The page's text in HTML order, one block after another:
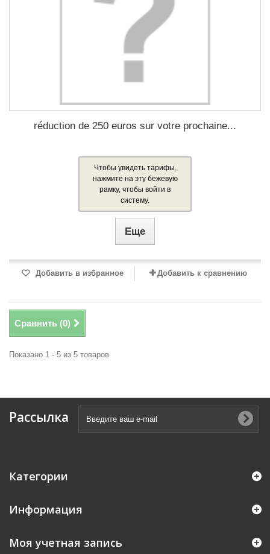
réduction de 250 euros sur votre prochaine...
Чтобы увидеть тарифы,
нажмите на эту бежевую
рамку, чтобы войти в
систему.
Еще
Добавить в избранное Добавить к сравнению
Сравнить (0)
Показано 1 - 5 из 5 товаров
Рассылка
Категории
Информация
Моя учетная запись